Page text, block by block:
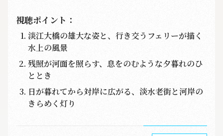
視聴ポイント：
淡江大橋の雄大な姿と、行き交うフェリーが描く
水上の風景
残照が河面を照らす、息をのむような夕暮れのひ
ととき
日が暮れてから対岸に広がる、淡水老街と河岸の
きらめく灯り